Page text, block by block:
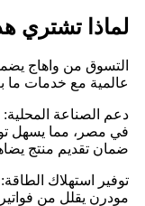
​لماذا تشتري
​التسوق من واهاج
عالمية مع خدمات ما
​دعم الصناعة المحلية:
في مصر، مما يسهل
ضمان تقديم منتج
​توفير استهلاك
مودرن يقلل من فواتير